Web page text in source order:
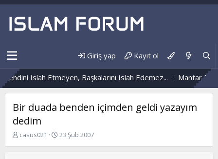
Giriş yap Kayıt ol
Kendini Islah Etmeyen, Başkalarını Islah Edemez... Mantar
Bir duada benden içimden geldi yazayım
dedim
K
casus021
B
23 Şub 2007